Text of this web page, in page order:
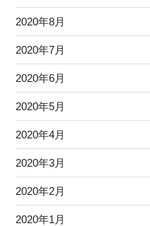
2020年8月
2020年7月
2020年6月
2020年5月
2020年4月
2020年3月
2020年2月
2020年1月